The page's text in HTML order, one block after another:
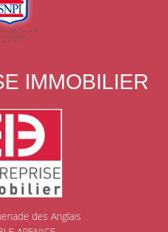
IMMOBILIER
des Anglais